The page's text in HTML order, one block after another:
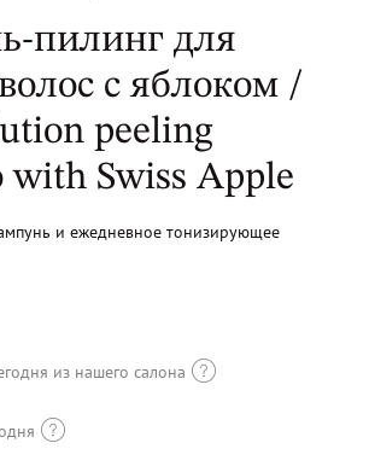
пилинг для
с яблоком /
peeling
with Swiss Apple
и ежедневное тонизирующее
из нашего салона